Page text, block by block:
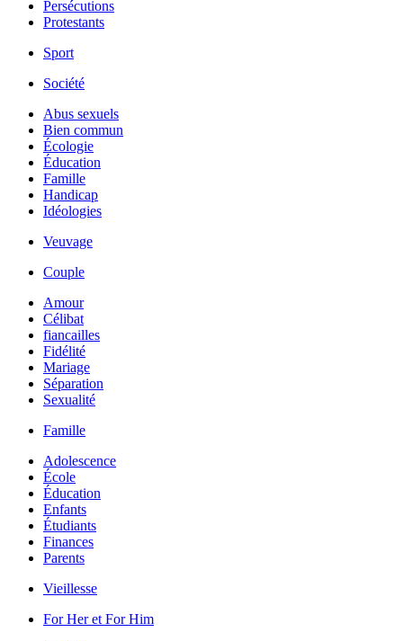
Persécutions
Protestants
Sport
Société
Abus sexuels
Bien commun
Écologie
Éducation
Famille
Handicap
Idéologies
Veuvage
Couple
Amour
Célibat
fiancailles
Fidélité
Mariage
Séparation
Sexualité
Famille
Adolescence
École
Éducation
Enfants
Étudiants
Finances
Parents
Vieillesse
For Her et For Him